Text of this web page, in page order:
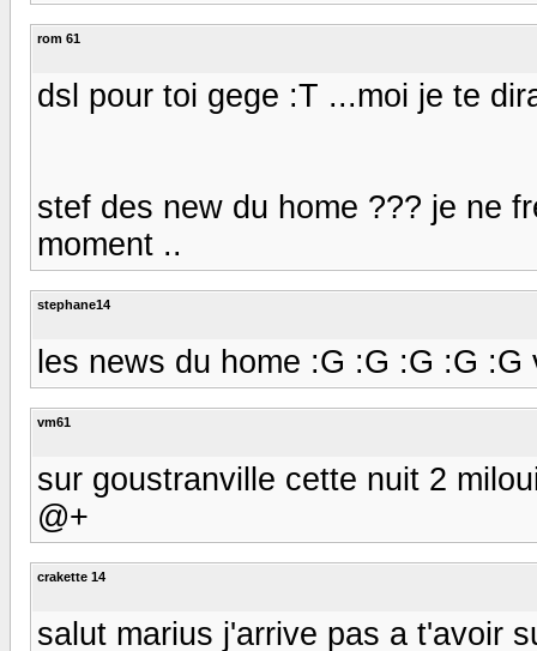
rom 61
dsl pour toi gege :T ...moi je te
stef des new du home ??? je ne
moment ..
stephane14
les news du home :G :G :G :G
vm61
sur goustranville cette nuit 2
@+
crakette 14
salut marius j'arrive pas a t'avoir